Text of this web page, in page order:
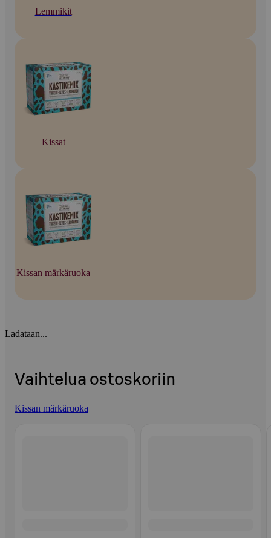
Lemmikit
Kissat
Kissan märkäruoka
Ladataan...
Vaihtelua ostoskoriin
Kissan märkäruoka